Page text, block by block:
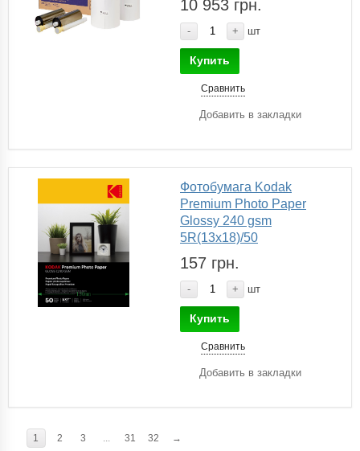
10 953 грн.
- + шт
Купить
Сравнить
Добавить в закладки
Фотобумага Kodak
Premium Photo Paper
Glossy 240 gsm
5R(13x18)/50
157 грн.
- + шт
Купить
Сравнить
Добавить в закладки
1 2 3 31 32 →